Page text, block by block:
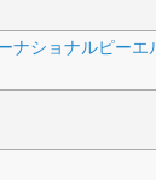
ナショナルピー